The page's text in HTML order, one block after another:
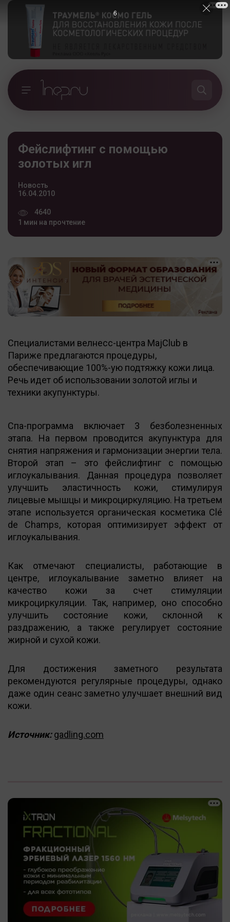
Фейслифтинг с помощью
золотых игл
Новость
16.04.2010
4640
1 мин на прочтение
Специалистами велнесс-центра MajClub в
Париже предлагаются процедуры,
обеспечивающие 100%-ую подтяжку кожи лица.
Речь идет об использовании золотой иглы и
техники акупунктуры.
Спа-программа включает 3 безболезненных
этапа. На первом проводится акупунктура для
снятия напряжения и гармонизации энергии тела.
Второй этап – это фейслифтинг с помощью
иглоукалывания. Данная процедура позволяет
улучшить эластичность кожи, стимулируя
лицевые мышцы и микроциркуляцию. На третьем
этапе используется органическая косметика Clé
de Champs, которая оптимизирует эффект от
иглоукалывания.
Как отмечают специалисты, работающие в
центре, иглоукалывание заметно влияет на
качество кожи за счет стимуляции
микроциркуляции. Так, например, оно способно
улучшить состояние кожи, склонной к
раздражению, а также регулирует состояние
жирной и сухой кожи.
Для достижения заметного результата
рекомендуются регулярные процедуры, однако
даже один сеанс заметно улучшает внешний вид
кожи.
Источник: gadling.com
5